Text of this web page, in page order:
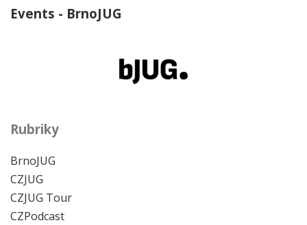
Events - BrnoJUG
Rubriky
BrnoJUG
CZJUG
CZJUG Tour
CZPodcast